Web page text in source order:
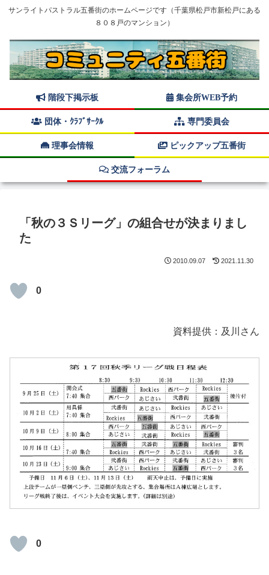
サンライトパストラル五番街のホームページです（千葉県松戸市新松戸にある
８０８戸のマンション）
階段下掲示板 集会所WEB予約
団体・ｸﾗﾌﾞｻｰｸﾙ 専門委員会
理事会情報 ピックアップ五番街
交流フォーラム
「秋の３Ｓリーグ」の組合せが決まりまし
た
2010.09.07 2021.11.30
0
資料提供：及川さん
0